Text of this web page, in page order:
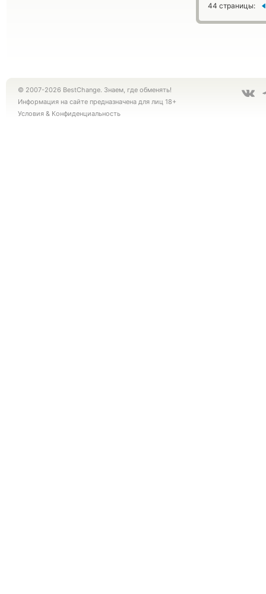
44 страницы:
© 2007-2026 BestChange. Знаем, где обменять!
Информация на сайте предназначена для лиц 18+
Условия & Конфиденциальность